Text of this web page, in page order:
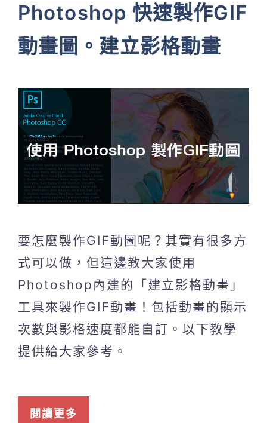
Photoshop 快速製作GIF
動畫圖。建立影格動畫
要怎麼製作GIF動圖呢？其實有很多方
式可以做，但這邊教大家使用
Photoshop內建的「建立影格動畫」
工具來製作GIF動畫！包括動畫的顯示
次數與影格速度都能自訂。以下教學
提供給大家參考。
閱讀更多